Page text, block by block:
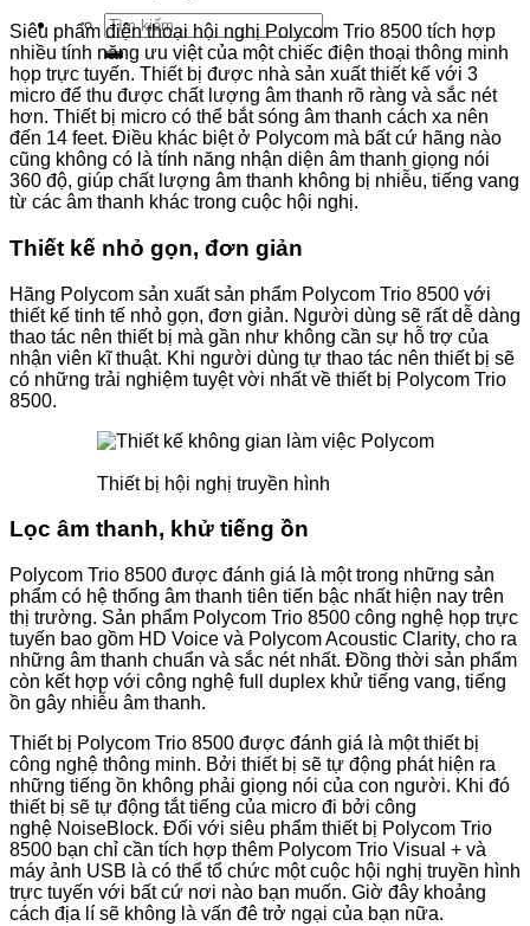
Tìm
kiếm:
Siêu phẩm điện thoại hội nghị Polycom Trio 8500 tích hợp
nhiều tính năng ưu việt của một chiếc điện thoại thông minh
họp trực tuyến. Thiết bị được nhà sản xuất thiết kế với 3
micro để thu được chất lượng âm thanh rõ ràng và sắc nét
hơn. Thiết bị micro có thể bắt sóng âm thanh cách xa nên
đến 14 feet. Điều khác biệt ở Polycom mà bất cứ hãng nào
cũng không có là tính năng nhận diện âm thanh giọng nói
360 độ, giúp chất lượng âm thanh không bị nhiễu, tiếng vang
từ các âm thanh khác trong cuộc hội nghị.
Thiết kế nhỏ gọn, đơn giản
Hãng Polycom sản xuất sản phẩm Polycom Trio 8500 với
thiết kế tinh tế nhỏ gọn, đơn giản. Người dùng sẽ rất dễ dàng
thao tác nên thiết bị mà gần như không cần sự hỗ trợ của
nhận viên kĩ thuật. Khi người dùng tự thao tác nên thiết bị sẽ
có những trải nghiệm tuyệt vời nhất về thiết bị Polycom Trio
8500.
Thiết bị hội nghị truyền hình
Lọc âm thanh, khử tiếng ồn
Polycom Trio 8500 được đánh giá là một trong những sản
phẩm có hệ thống âm thanh tiên tiến bậc nhất hiện nay trên
thị trường. Sản phẩm Polycom Trio 8500 công nghệ họp trực
tuyến bao gồm HD Voice và Polycom Acoustic Clarity, cho ra
những âm thanh chuẩn và sắc nét nhất. Đồng thời sản phẩm
còn kết hợp với công nghệ full duplex khử tiếng vang, tiếng
ồn gây nhiễu âm thanh.
Thiết bị Polycom Trio 8500 được đánh giá là một thiết bị
công nghệ thông minh. Bởi thiết bị sẽ tự động phát hiện ra
những tiếng ồn không phải giọng nói của con người. Khi đó
thiết bị sẽ tự động tắt tiếng của micro đi bởi công
nghệ NoiseBlock. Đối với siêu phẩm thiết bị Polycom Trio
8500 bạn chỉ cần tích hợp thêm Polycom Trio Visual + và
máy ảnh USB là có thể tổ chức một cuộc hội nghị truyền hình
trực tuyến với bất cứ nơi nào bạn muốn. Giờ đây khoảng
cách địa lí sẽ không là vấn đê trở ngại của bạn nữa.